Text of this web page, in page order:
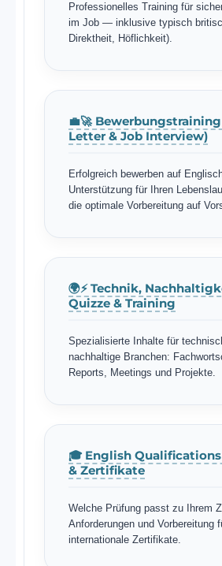
Professionelles Training für
im Job — inklusive typisch
Direktheit, Höflichkeit).
💼🚀 Bewerbungstraining
Letter & Job Interview)
Erfolgreich bewerben auf
Unterstützung für Ihren
die optimale Vorbereitung auf
🌍⚡ Technik,
Quizze & Training
Spezialisierte Inhalte für
nachhaltige Branchen:
Reports, Meetings und Projekte.
🎓 English
& Zertifikate
Welche Prüfung passt zu Ihrem
Anforderungen und Vorbereitung
internationale Zertifikate.